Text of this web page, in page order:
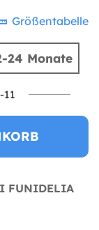
Größentabelle
24 Monate
11
FUNIDELIA